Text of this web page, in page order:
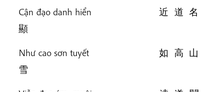
Cận đạo danh hiển 近 道 名
顯
Như cao sơn tuyết 如 高 山
雪